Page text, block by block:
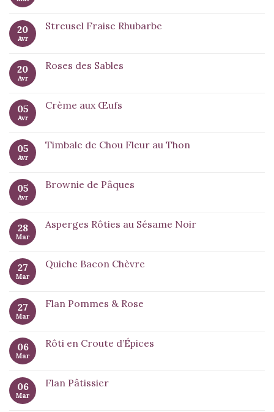
20
Avr
Streusel Fraise Rhubarbe
20
Avr
Roses des Sables
05
Avr
Crème aux Œufs
05
Avr
Timbale de Chou Fleur au Thon
05
Avr
Brownie de Pâques
28
Mar
Asperges Rôties au Sésame Noir
27
Mar
Quiche Bacon Chèvre
27
Mar
Flan Pommes & Rose
06
Mar
Rôti en Croute d’Épices
06
Mar
Flan Pâtissier